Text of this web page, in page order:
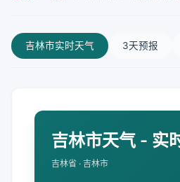
吉林市实时天气 3天预报
吉林市天气 - 实
吉林省 · 吉林市